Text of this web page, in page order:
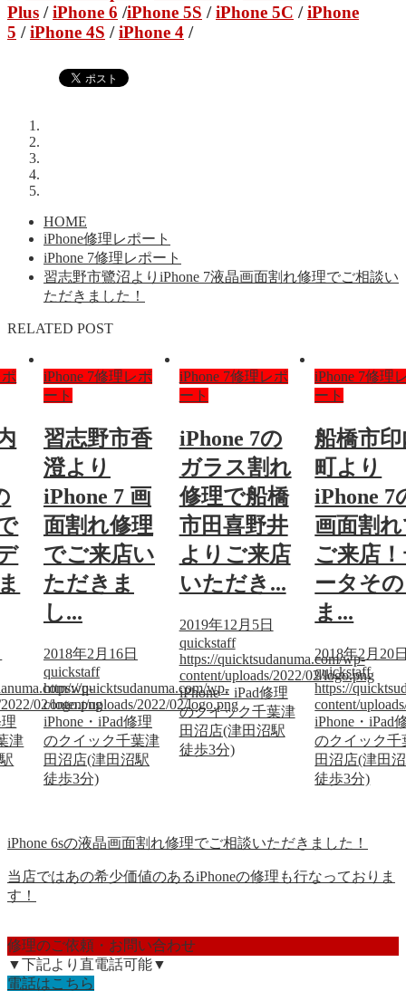
Plus /iPhone 6 /iPhone 5S /iPhone 5C /iPhone
5 /iPhone 4S /iPhone 4 /
HOME
iPhone修理レポート
iPhone 7修理レポート
習志野市鷺沼よりiPhone 7液晶画面割れ修理でご相談い
ただきました！
RELATED POST
wp-
02/logo.png
津
iPhone 7修理レポ
ート
習志野市香
澄より
iPhone 7 画
面割れ修理
でご来店い
ただきま
し...
2018年2月16日
quickstaff
https://quicktsudanuma.com/wp-
content/uploads/2022/02/logo.png
iPhone・iPad修理
のクイック千葉津
田沼店(津田沼駅
徒歩3分)
iPhone 7修理レポ
ート
iPhone 7の
ガラス割れ
修理で船橋
市田喜野井
よりご来店
いただき...
2019年12月5日
quickstaff
https://quicktsudanuma.com/wp-
content/uploads/2022/02/logo.png
iPhone・iPad修理
のクイック千葉津
田沼店(津田沼駅
徒歩3分)
iPhone 7修理
ート
船橋市
町より
iPhone 7
画面割
ご来店
ータそ
ま...
2018年2月20
quickstaff
https://
content/
iPhone・iPad
のクイック千
田沼店(津田
徒歩3分)
iPhone 6sの液晶画面割れ修理でご相談いただきました！
当店ではあの希少価値のあるiPhoneの修理も行なっておりま
す！
修理のご依頼・お問い合わせ
▼下記より直電話可能▼
電話はこちら